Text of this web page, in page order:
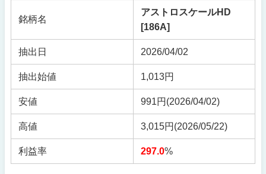
銘柄名
アストロスケールHD
[186A]
抽出日 2026/04/02
抽出始値 1,013円
安値 991円(2026/04/02)
高値 3,015円(2026/05/22)
利益率 297.0%